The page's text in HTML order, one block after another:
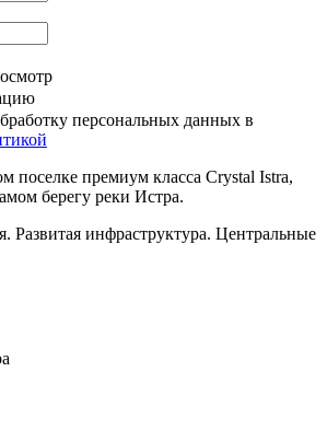
персональных данных в
поселке премиум класса Crystal Istra,
берегу реки Истра.
Развитая инфраструктура. Центральные